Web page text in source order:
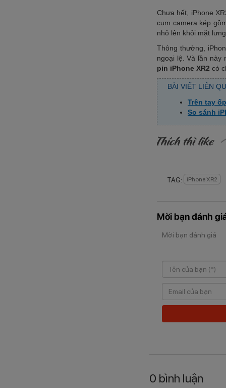
Chưa hết, iPhone
cụm camera kép
nhô lên khỏi mặt
Thông thường,
ngoại lệ. Và lần này
pin iPhone XR2 có
BÀI VIẾT LIÊN
Trên tay
So sánh
TAG: iPhone XR2
Mời bạn đánh
Mời bạn đánh giá
0 bình luận